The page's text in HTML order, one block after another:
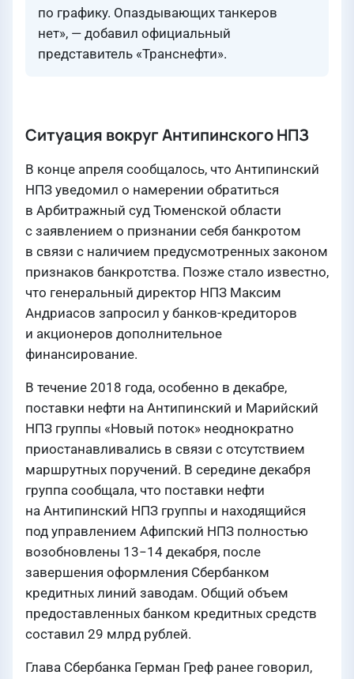
по графику. Опаздывающих танкеров
нет», — добавил официальный
представитель «Транснефти».
Ситуация вокруг Антипинского НПЗ
В конце апреля сообщалось, что Антипинский
НПЗ уведомил о намерении обратиться
в Арбитражный суд Тюменской области
с заявлением о признании себя банкротом
в связи с наличием предусмотренных законом
признаков банкротства. Позже стало известно,
что генеральный директор НПЗ Максим
Андриасов запросил у банков-кредиторов
и акционеров дополнительное
финансирование.
В течение 2018 года, особенно в декабре,
поставки нефти на Антипинский и Марийский
НПЗ группы «Новый поток» неоднократно
приостанавливались в связи с отсутствием
маршрутных поручений. В середине декабря
группа сообщала, что поставки нефти
на Антипинский НПЗ группы и находящийся
под управлением Афипский НПЗ полностью
возобновлены 13−14 декабря, после
завершения оформления Сбербанком
кредитных линий заводам. Общий объем
предоставленных банком кредитных средств
составил 29 млрд рублей.
Глава Сбербанка Герман Греф ранее говорил,